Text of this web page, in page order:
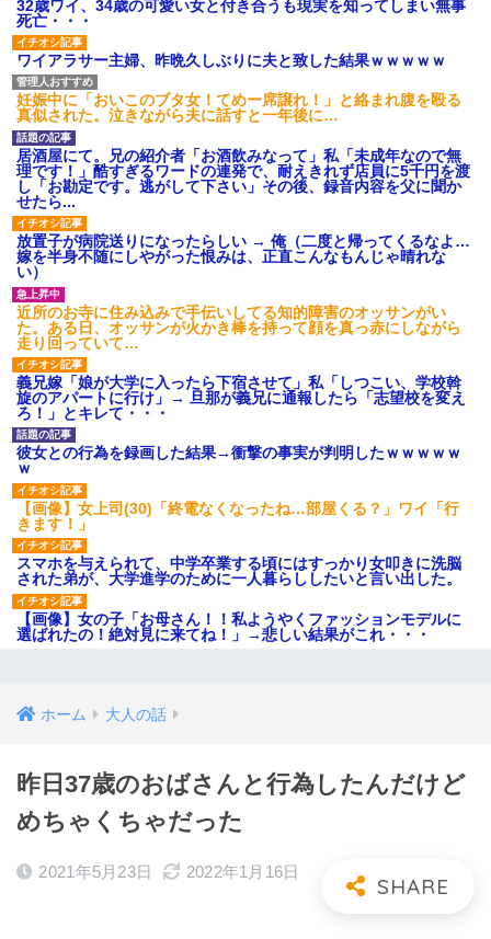
32歳ワイ、34歳の可愛い女と付き合うも現実を知ってしまい無事
死亡・・・
ワイアラサー主婦、昨晩久しぶりに夫と致した結果ｗｗｗｗｗ
妊娠中に「おいこのブタ女！てめー席譲れ！」と絡まれ腹を殴る
真似された。泣きながら夫に話すと一年後に…
居酒屋にて。兄の紹介者「お酒飲みなって」私「未成年なので無
理です！」酷すぎるワードの連発で、耐えきれず店員に5千円を渡
し「お勘定です。逃がして下さい」その後、録音内容を父に聞か
せたら...
放置子が病院送りになったらしい → 俺（二度と帰ってくるなよ…
嫁を半身不随にしやがった恨みは、正直こんなもんじゃ晴れな
い）
近所のお寺に住み込みで手伝いしてる知的障害のオッサンがい
た。ある日、オッサンが火かき棒を持って顔を真っ赤にしながら
走り回っていて…
義兄嫁「娘が大学に入ったら下宿させて」私「しつこい、学校斡
旋のアパートに行け」→ 旦那が義兄に通報したら「志望校を変え
ろ！」とキレて・・・
彼女との行為を録画した結果→衝撃の事実が判明したｗｗｗｗｗ
ｗ
【画像】女上司(30)「終電なくなったね…部屋くる？」ワイ「行
きます！」
スマホを与えられて、中学卒業する頃にはすっかり女叩きに洗脳
された弟が、大学進学のために一人暮らししたいと言い出した。
【画像】女の子「お母さん！！私ようやくファッションモデルに
選ばれたの！絶対見に来てね！」→悲しい結果がこれ・・・
ホーム 大人の話
昨日37歳のおばさんと行為したんだけど
めちゃくちゃだった
2021年5月23日 2022年1月16日